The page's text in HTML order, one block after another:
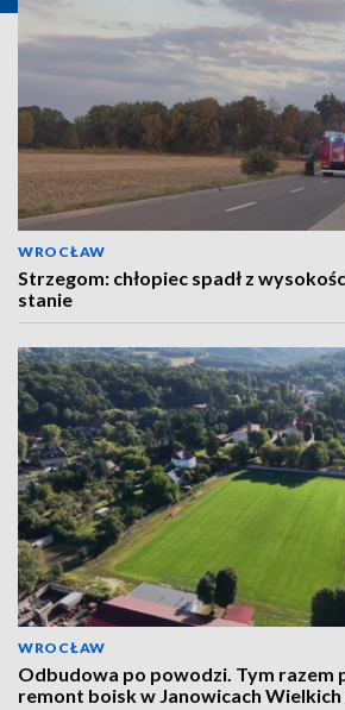
WROCŁAW
Strzegom: chłopiec spadł z
stanie
WROCŁAW
Odbudowa po powodzi. Tym razem
remont boisk w Janowicach Wielkich